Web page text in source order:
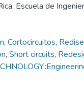
Escuela de
, Cortocircuitos,
, Short circuits,